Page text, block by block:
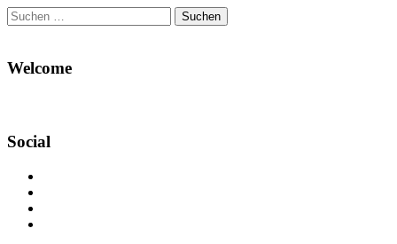
Suchen
nach:
Welcome
Social